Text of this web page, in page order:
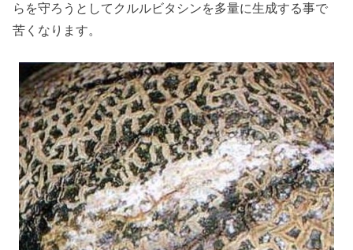
らを守ろうとしてクルルビタシンを多量に生成する事で
苦くなります。